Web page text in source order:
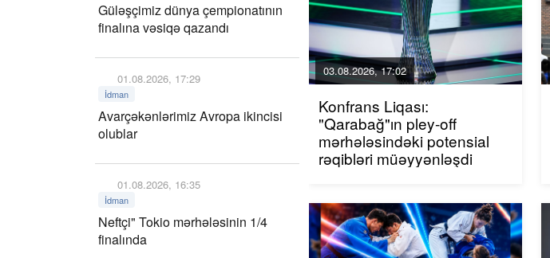
Güləşçimiz dünya çempionatının
finalına vəsiqə qazandı
01.08.2026, 17:29
İdman
Avarçəkənlərimiz Avropa ikincisi
olublar
01.08.2026, 16:35
İdman
Neftçi" Tokio mərhələsinin 1/4
finalında
03.08.2026, 17:02
Konfrans Liqası:
"Qarabağ"ın pley-off
mərhələsindəki potensial
rəqibləri müəyyənləşdi